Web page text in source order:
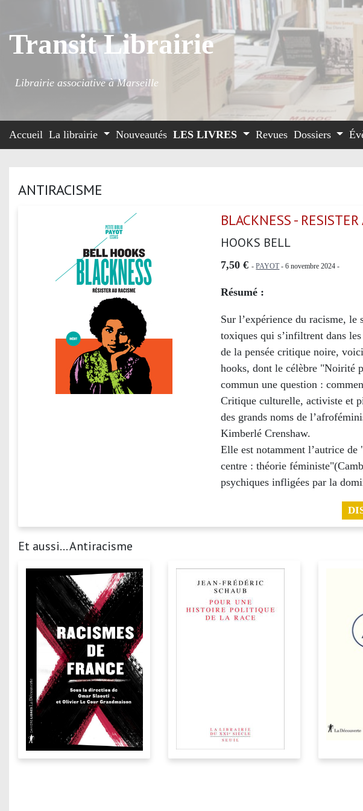
Transit Librairie
Librairie associative à Marseille
Accueil La librairie Nouveautés LES LIVRES Revues Dossiers
ANTIRACISME
BLACKNESS -
HOOKS BELL
7,50 € -PAYOT- 6 novembre 2024 -
Résumé :
Sur l’expérience du racisme, le
toxiques qui s’infiltrent dans
de la pensée critique noire,
hooks, dont le célèbre "Noirité
commun une question :
Critique culturelle, activiste et
des grands noms de
Kimberlé Crenshaw.
Elle est notamment l’autrice
centre : théorie
psychiques infligées par la
Et aussi... Antiracisme